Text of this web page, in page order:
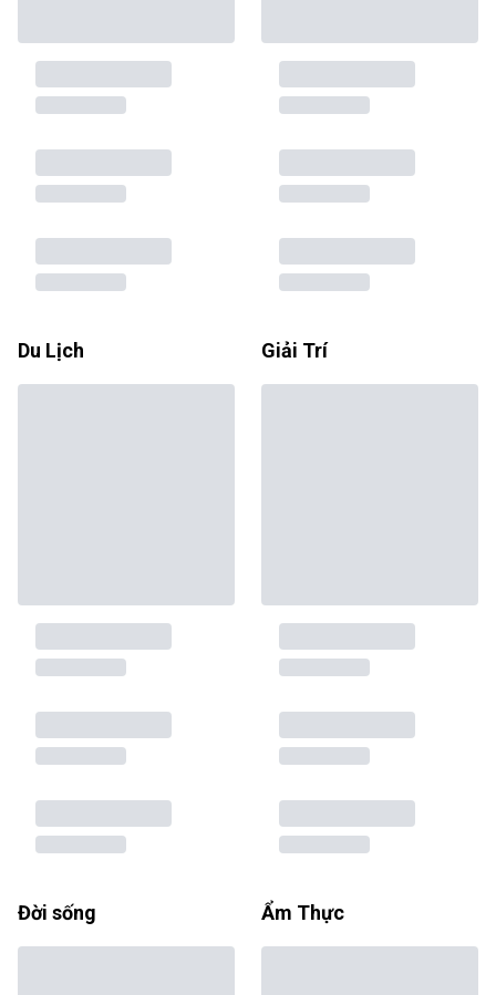
Du Lịch Giải Trí
Đời sống Ẩm Thực